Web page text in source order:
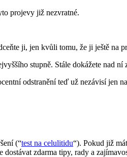
projevy již nezvratné.
ji, jen kvůli tomu, že ji ještě na
stupně. Stále dokážete nad
odstranění teď už nezávisí jen
(“test na celulitidu“). Pokud již
dostávat zdarma tipy, rady a